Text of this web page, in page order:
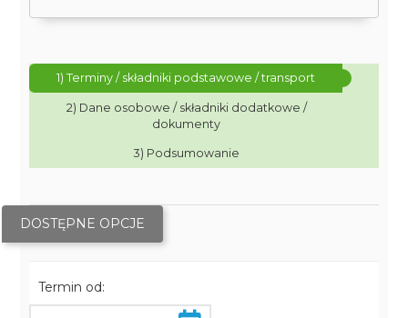
1) Terminy / składniki podstawowe / transport
2) Dane osobowe / składniki dodatkowe /
dokumenty
3) Podsumowanie
DOSTĘPNE OPCJE
Termin od: